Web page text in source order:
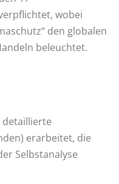
wobei
den globalen
beleuchtet.
detaillierte
erarbeitet, die
Selbstanalyse